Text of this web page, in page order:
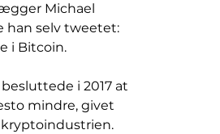
Michael
han selv tweetet:
i Bitcoin.
i 2017 at
mindre, givet